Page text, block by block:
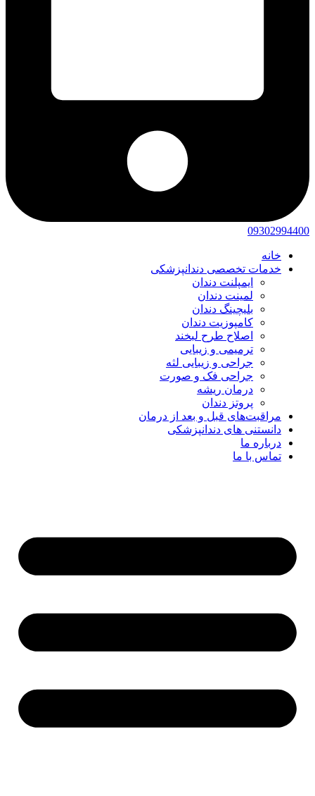
09302994400
خانه
خدمات تخصصی دندانپزشکی
ایمپلنت دندان
لمینت دندان
بلیچینگ دندان
کامپوزیت دندان
اصلاح طرح لبخند
ترمیمی و زیبایی
جراحی و زیبایی لثه
جراحی فک و صورت
درمان ریشه
پروتز دندان
مراقبت‌های قبل و بعد از درمان
دانستنی های دندانپزشکی
درباره ما
تماس با ما